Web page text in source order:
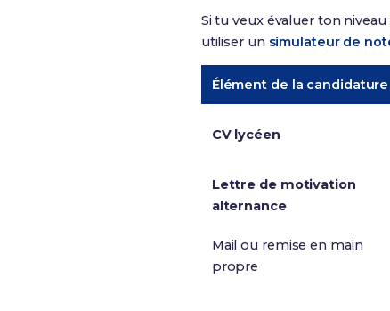
Si tu veux évaluer ton
utiliser un simulateur de
Élément de la candidature
CV lycéen
Lettre de motivation
alternance
Mail ou remise en main
propre